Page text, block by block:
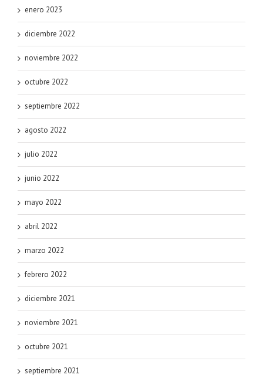
enero 2023
diciembre 2022
noviembre 2022
octubre 2022
septiembre 2022
agosto 2022
julio 2022
junio 2022
mayo 2022
abril 2022
marzo 2022
febrero 2022
diciembre 2021
noviembre 2021
octubre 2021
septiembre 2021